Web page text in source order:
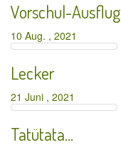
Vorschul-Ausflug
10 Aug. , 2021
Lecker
21 Juni , 2021
Tatütata…